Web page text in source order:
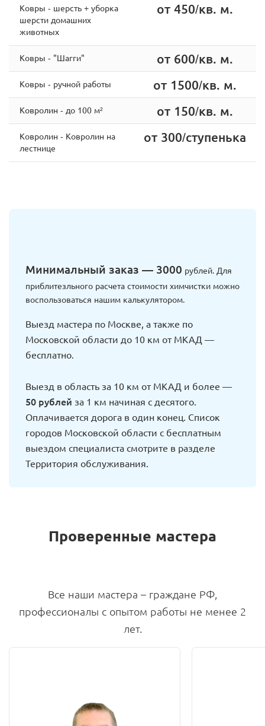
Ковры - шерсть + уборка
шерсти домашних
животных
от 450/кв. м.
Ковры - "Шагги" от 600/кв. м.
Ковры - ручной работы от 1500/кв. м.
Ковролин - до 100 м² от 150/кв. м.
Ковролин - Ковролин на
лестнице
от 300/ступенька
Минимальный заказ — 3000 рублей. Для
приблитезльного расчета стоимости химчистки можно
воспользоваться нашим калькулятором.
Выезд мастера по Москве, а также по
Московской области до 10 км от МКАД —
бесплатно.
Выезд в область за 10 км от МКАД и более —
50 рублей за 1 км начиная с десятого.
Оплачивается дорога в один конец. Список
городов Московской области с бесплатным
выездом специалиста смотрите в разделе
Территория обслуживания.
Проверенные мастера
Все наши мастера – граждане РФ,
профессионалы с опытом работы не менее 2
лет.